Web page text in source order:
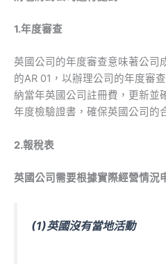
1.年度審查
英國公司的年度審查意味著公司
的AR 01，以辦理公司的年度審
納當年英國公司註冊費，更新並
年度檢驗證書，確保英國公司的
2.報稅表
英國公司需要根據實際經營情況
(1)英國沒有當地活動